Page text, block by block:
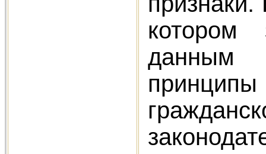
котором
данным